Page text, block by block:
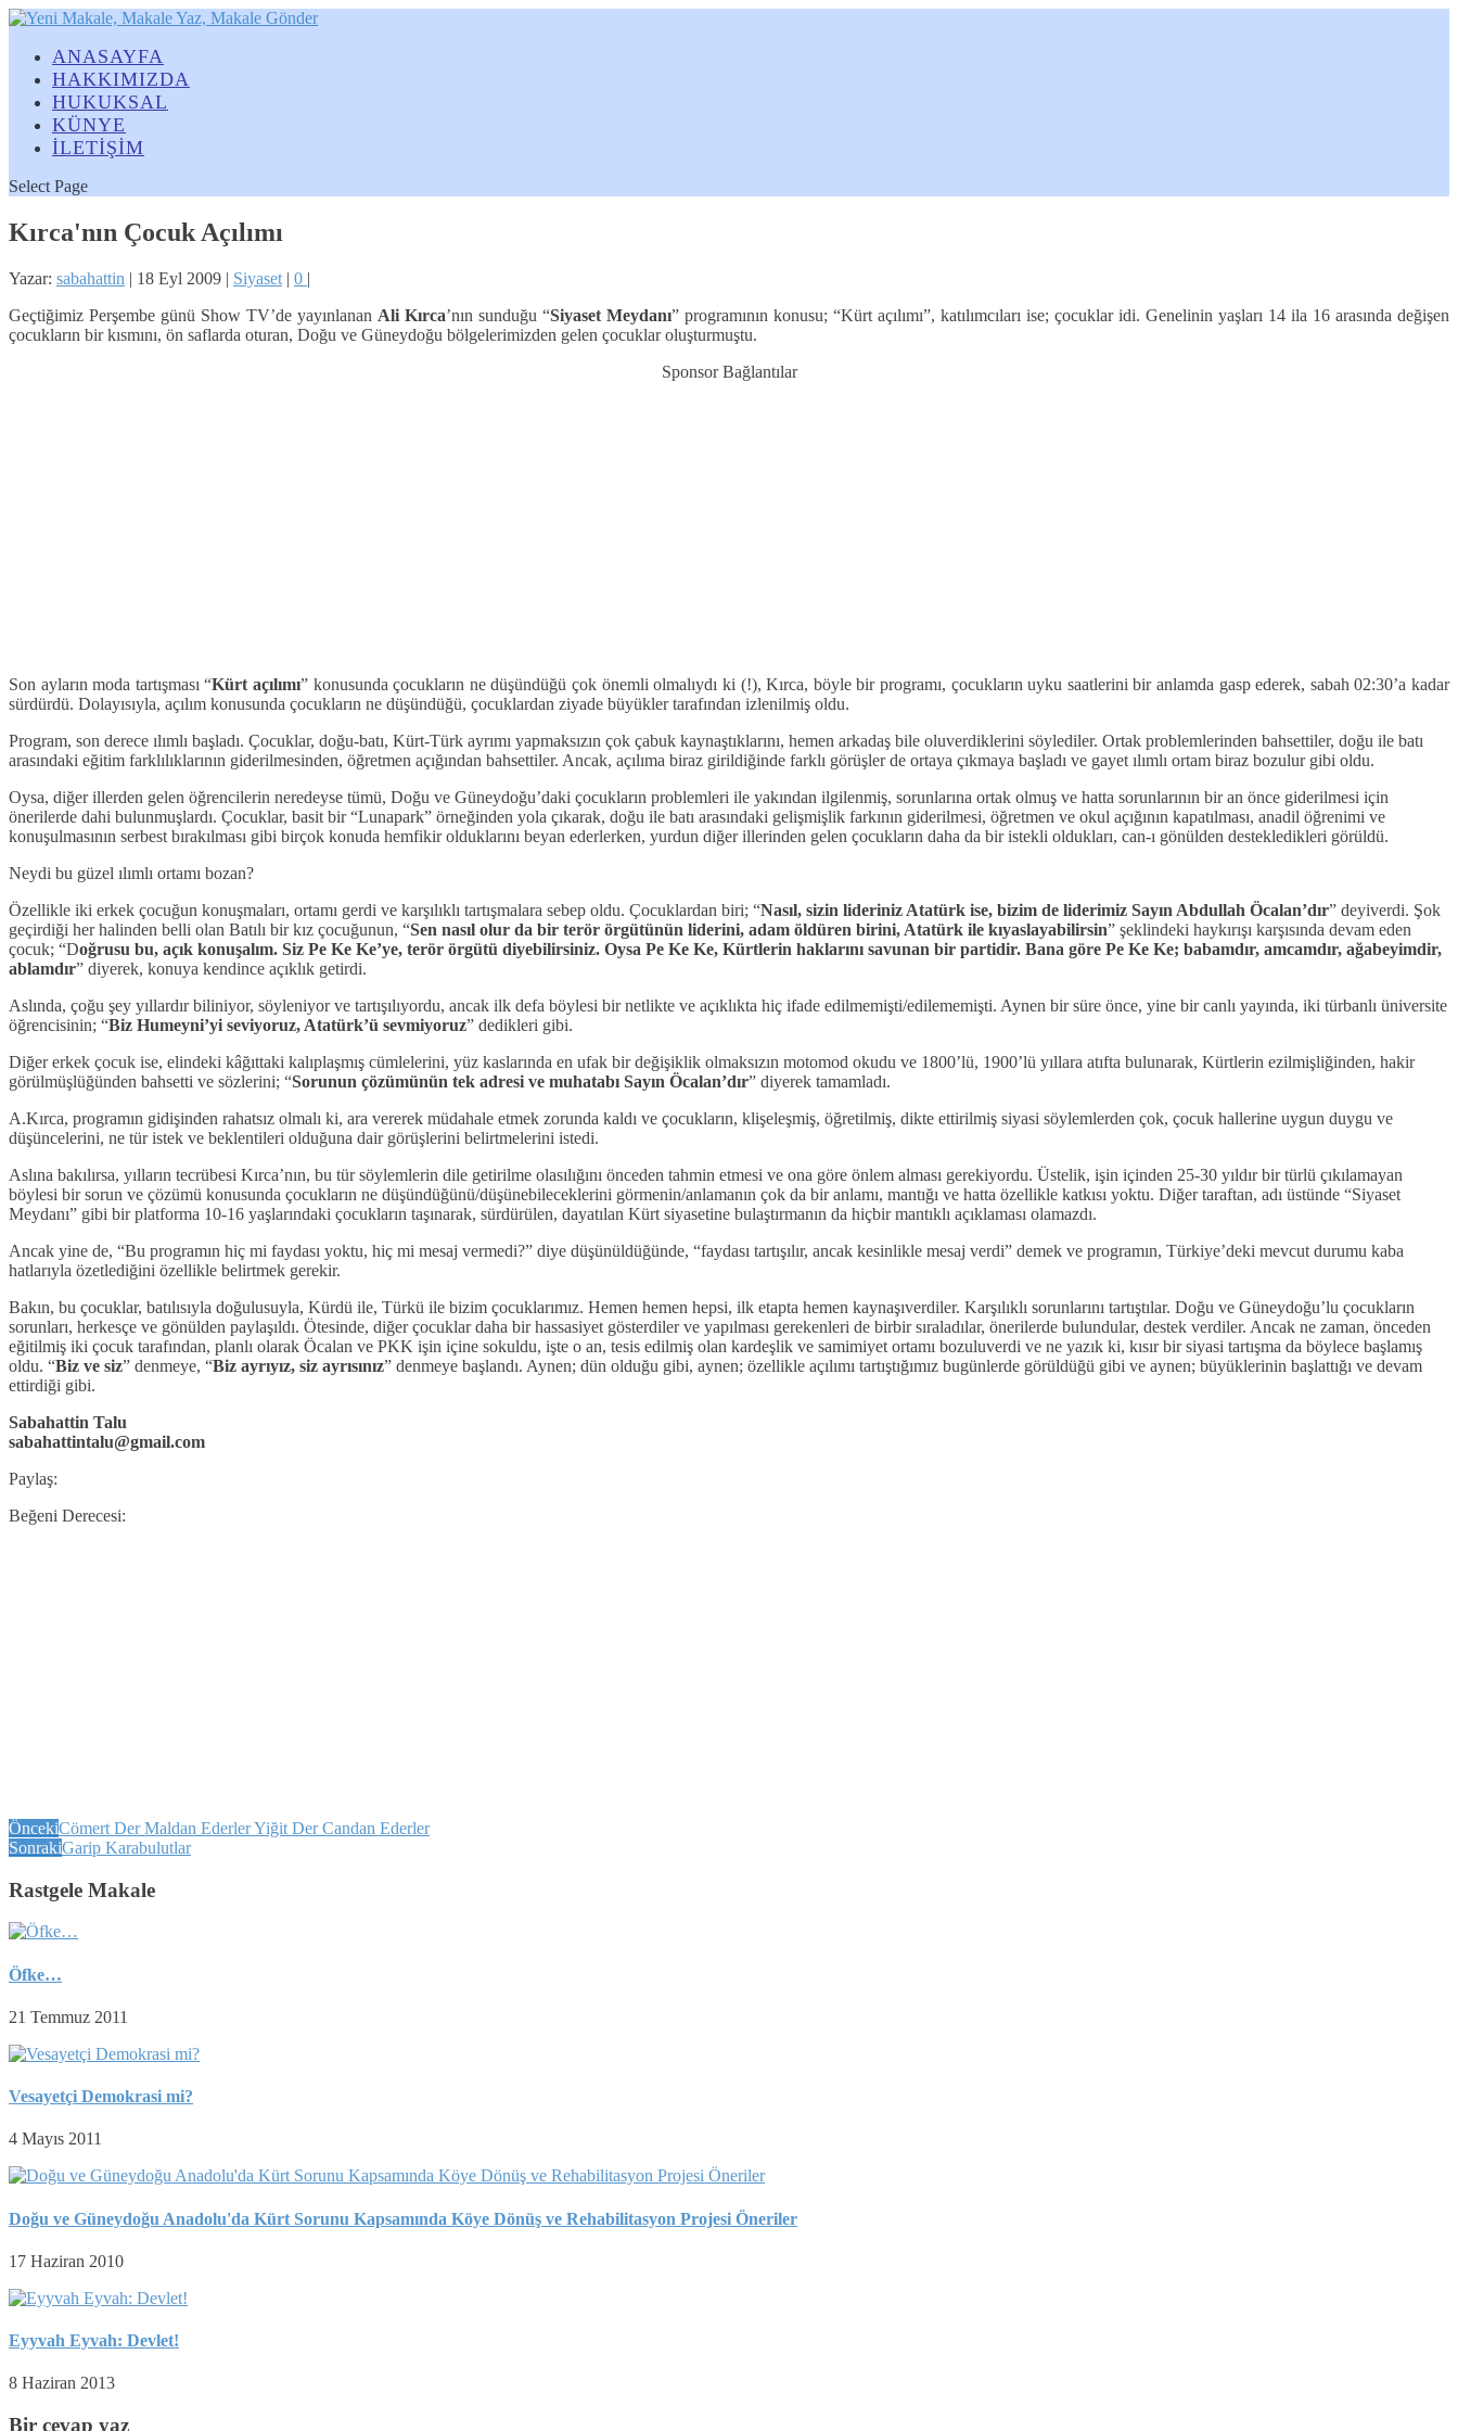
ANASAYFA
HAKKIMIZDA
HUKUKSAL
KÜNYE
İLETİŞİM
Select Page
Kırca'nın Çocuk Açılımı
Yazar: sabahattin | 18 Eyl 2009 | Siyaset | 0 |
Geçtiğimiz Perşembe günü Show TV’de yayınlanan Ali Kırca’nın sunduğu “Siyaset Meydanı” programının konusu; “Kürt açılımı”, katılımcıları ise; çocuklar idi. Genelinin yaşları 14 ila 16 arasında değişen
çocukların bir kısmını, ön saflarda oturan, Doğu ve Güneydoğu bölgelerimizden gelen çocuklar oluşturmuştu.
Sponsor Bağlantılar
Son ayların moda tartışması “Kürt açılımı” konusunda çocukların ne düşündüğü çok önemli olmalıydı ki (!), Kırca, böyle bir programı, çocukların uyku saatlerini bir anlamda gasp ederek, sabah 02:30’a kadar
sürdürdü. Dolayısıyla, açılım konusunda çocukların ne düşündüğü, çocuklardan ziyade büyükler tarafından izlenilmiş oldu.
Program, son derece ılımlı başladı. Çocuklar, doğu-batı, Kürt-Türk ayrımı yapmaksızın çok çabuk kaynaştıklarını, hemen arkadaş bile oluverdiklerini söylediler. Ortak problemlerinden bahsettiler, doğu ile batı
arasındaki eğitim farklılıklarının giderilmesinden, öğretmen açığından bahsettiler. Ancak, açılıma biraz girildiğinde farklı görüşler de ortaya çıkmaya başladı ve gayet ılımlı ortam biraz bozulur gibi oldu.
Oysa, diğer illerden gelen öğrencilerin neredeyse tümü, Doğu ve Güneydoğu’daki çocukların problemleri ile yakından ilgilenmiş, sorunlarına ortak olmuş ve hatta sorunlarının bir an önce giderilmesi için
önerilerde dahi bulunmuşlardı. Çocuklar, basit bir “Lunapark” örneğinden yola çıkarak, doğu ile batı arasındaki gelişmişlik farkının giderilmesi, öğretmen ve okul açığının kapatılması, anadil öğrenimi ve
konuşulmasının serbest bırakılması gibi birçok konuda hemfikir olduklarını beyan ederlerken, yurdun diğer illerinden gelen çocukların daha da bir istekli oldukları, can-ı gönülden destekledikleri görüldü.
Neydi bu güzel ılımlı ortamı bozan?
Özellikle iki erkek çocuğun konuşmaları, ortamı gerdi ve karşılıklı tartışmalara sebep oldu. Çocuklardan biri; “Nasıl, sizin lideriniz Atatürk ise, bizim de liderimiz Sayın Abdullah Öcalan’dır” deyiverdi. Şok
geçirdiği her halinden belli olan Batılı bir kız çocuğunun, “Sen nasıl olur da bir terör örgütünün liderini, adam öldüren birini, Atatürk ile kıyaslayabilirsin” şeklindeki haykırışı karşısında devam eden
çocuk; “Doğrusu bu, açık konuşalım. Siz Pe Ke Ke’ye, terör örgütü diyebilirsiniz. Oysa Pe Ke Ke, Kürtlerin haklarını savunan bir partidir. Bana göre Pe Ke Ke; babamdır, amcamdır, ağabeyimdir,
ablamdır” diyerek, konuya kendince açıklık getirdi.
Aslında, çoğu şey yıllardır biliniyor, söyleniyor ve tartışılıyordu, ancak ilk defa böylesi bir netlikte ve açıklıkta hiç ifade edilmemişti/edilememişti. Aynen bir süre önce, yine bir canlı yayında, iki türbanlı üniversite
öğrencisinin; “Biz Humeyni’yi seviyoruz, Atatürk’ü sevmiyoruz” dedikleri gibi.
Diğer erkek çocuk ise, elindeki kâğıttaki kalıplaşmış cümlelerini, yüz kaslarında en ufak bir değişiklik olmaksızın motomod okudu ve 1800’lü, 1900’lü yıllara atıfta bulunarak, Kürtlerin ezilmişliğinden, hakir
görülmüşlüğünden bahsetti ve sözlerini; “Sorunun çözümünün tek adresi ve muhatabı Sayın Öcalan’dır” diyerek tamamladı.
A.Kırca, programın gidişinden rahatsız olmalı ki, ara vererek müdahale etmek zorunda kaldı ve çocukların, klişeleşmiş, öğretilmiş, dikte ettirilmiş siyasi söylemlerden çok, çocuk hallerine uygun duygu ve
düşüncelerini, ne tür istek ve beklentileri olduğuna dair görüşlerini belirtmelerini istedi.
Aslına bakılırsa, yılların tecrübesi Kırca’nın, bu tür söylemlerin dile getirilme olasılığını önceden tahmin etmesi ve ona göre önlem alması gerekiyordu. Üstelik, işin içinden 25-30 yıldır bir türlü çıkılamayan
böylesi bir sorun ve çözümü konusunda çocukların ne düşündüğünü/düşünebileceklerini görmenin/anlamanın çok da bir anlamı, mantığı ve hatta özellikle katkısı yoktu. Diğer taraftan, adı üstünde “Siyaset
Meydanı” gibi bir platforma 10-16 yaşlarındaki çocukların taşınarak, sürdürülen, dayatılan Kürt siyasetine bulaştırmanın da hiçbir mantıklı açıklaması olamazdı.
Ancak yine de, “Bu programın hiç mi faydası yoktu, hiç mi mesaj vermedi?” diye düşünüldüğünde, “faydası tartışılır, ancak kesinlikle mesaj verdi” demek ve programın, Türkiye’deki mevcut durumu kaba
hatlarıyla özetlediğini özellikle belirtmek gerekir.
Bakın, bu çocuklar, batılısıyla doğulusuyla, Kürdü ile, Türkü ile bizim çocuklarımız. Hemen hemen hepsi, ilk etapta hemen kaynaşıverdiler. Karşılıklı sorunlarını tartıştılar. Doğu ve Güneydoğu’lu çocukların
sorunları, herkesçe ve gönülden paylaşıldı. Ötesinde, diğer çocuklar daha bir hassasiyet gösterdiler ve yapılması gerekenleri de birbir sıraladılar, önerilerde bulundular, destek verdiler. Ancak ne zaman, önceden
eğitilmiş iki çocuk tarafından, planlı olarak Öcalan ve PKK işin içine sokuldu, işte o an, tesis edilmiş olan kardeşlik ve samimiyet ortamı bozuluverdi ve ne yazık ki, kısır bir siyasi tartışma da böylece başlamış
oldu. “Biz ve siz” denmeye, “Biz ayrıyız, siz ayrısınız” denmeye başlandı. Aynen; dün olduğu gibi, aynen; özellikle açılımı tartıştığımız bugünlerde görüldüğü gibi ve aynen; büyüklerinin başlattığı ve devam
ettirdiği gibi.
Sabahattin Talu
sabahattintalu@gmail.com
Paylaş:
Beğeni Derecesi:
ÖncekiCömert Der Maldan Ederler Yiğit Der Candan Ederler
SonrakiGarip Karabulutlar
Rastgele Makale
Öfke…
21 Temmuz 2011
Vesayetçi Demokrasi mi?
4 Mayıs 2011
Doğu ve Güneydoğu Anadolu'da Kürt Sorunu Kapsamında Köye Dönüş ve Rehabilitasyon Projesi Öneriler
17 Haziran 2010
Eyyvah Eyvah: Devlet!
8 Haziran 2013
Bir cevap yaz